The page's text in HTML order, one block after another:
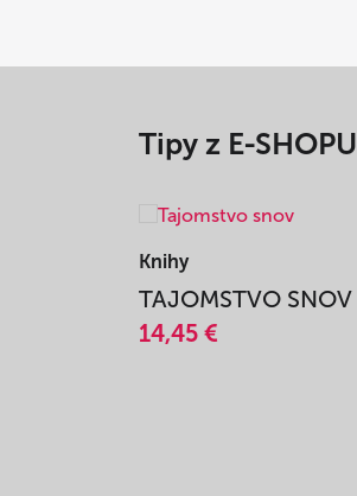
Tipy z E-SHOPU
Knihy
TAJOMSTVO SNOV
14,45 €